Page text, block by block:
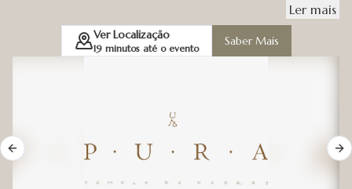
Ler mais
Ver Localização
19minutos até o evento
Saber Mais
Previous slide